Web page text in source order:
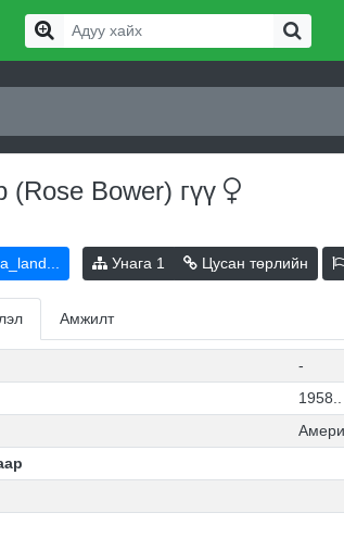
(Rose Bower) гүү
Унага 1 Цусан төрлийн
Амжилт
-
1958..